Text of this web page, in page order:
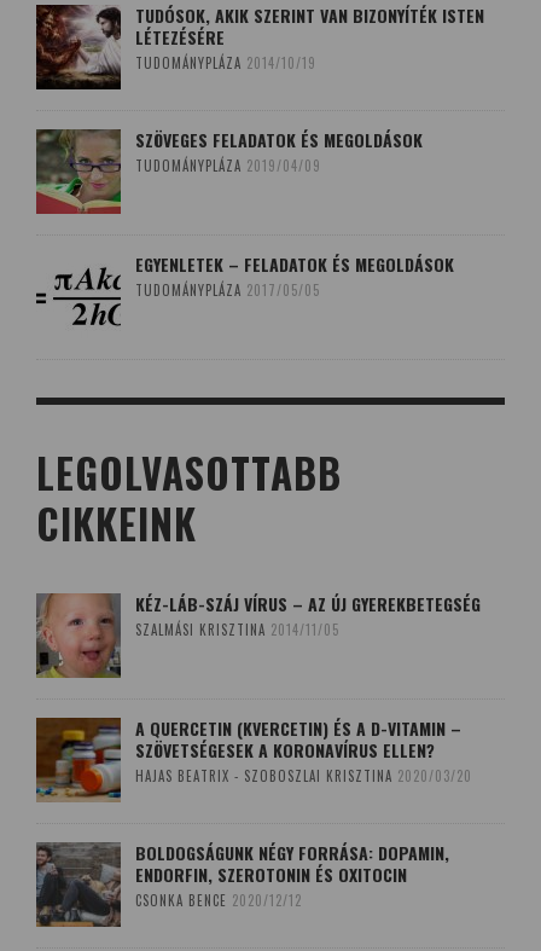
TUDÓSOK, AKIK SZERINT VAN BIZONYÍTÉK ISTEN
LÉTEZÉSÉRE
TUDOMÁNYPLÁZA 2014/10/19
SZÖVEGES FELADATOK ÉS MEGOLDÁSOK
TUDOMÁNYPLÁZA 2019/04/09
EGYENLETEK – FELADATOK ÉS MEGOLDÁSOK
TUDOMÁNYPLÁZA 2017/05/05
LEGOLVASOTTABB
CIKKEINK
KÉZ-LÁB-SZÁJ VÍRUS – AZ ÚJ GYEREKBETEGSÉG
SZALMÁSI KRISZTINA 2014/11/05
A QUERCETIN (KVERCETIN) ÉS A D-VITAMIN –
SZÖVETSÉGESEK A KORONAVÍRUS ELLEN?
HAJAS BEATRIX - SZOBOSZLAI KRISZTINA 2020/03/20
BOLDOGSÁGUNK NÉGY FORRÁSA: DOPAMIN,
ENDORFIN, SZEROTONIN ÉS OXITOCIN
CSONKA BENCE 2020/12/12